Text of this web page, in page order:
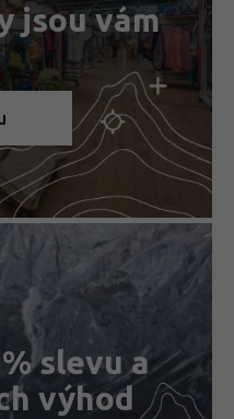
jsou vám
slevu a
výhod